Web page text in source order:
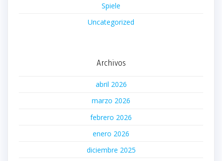
Spiele
Uncategorized
Archivos
abril 2026
marzo 2026
febrero 2026
enero 2026
diciembre 2025